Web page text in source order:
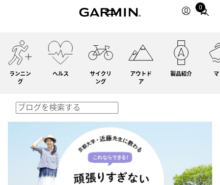
0
Total
ランニン
グ
ヘルス
サイクリ
ング
アウトド
ア
製品紹介